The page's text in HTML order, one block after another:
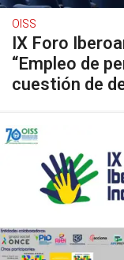
OISS
IX Foro
“Empleo de
cuestión de